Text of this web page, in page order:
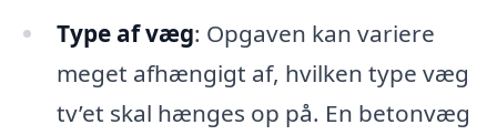
Type af væg: Opgaven kan variere
meget afhængigt af, hvilken type væg
tv’et skal hænges op på. En betonvæg